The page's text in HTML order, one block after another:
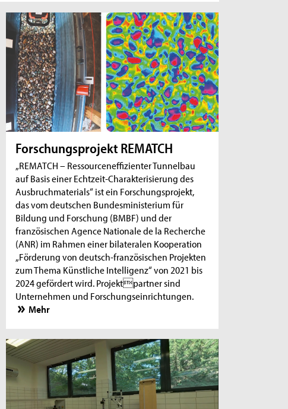
Forschungsprojekt REMATCH
„REMATCH – Ressourceneffizienter Tunnelbau
auf Basis einer Echtzeit-Charakterisierung des
Ausbruchmaterials“ ist ein Forschungsprojekt,
das vom deutschen Bundesministerium für
Bildung und Forschung (BMBF) und der
französischen Agence Nationale de la Recherche
(ANR) im Rahmen einer bilateralen Kooperation
„Förderung von deutsch-französischen Projekten
zum Thema Künstliche Intelligenz“ von 2021 bis
2024 gefördert wird. Projektpartner sind
Unternehmen und Forschungseinrichtungen.
Mehr